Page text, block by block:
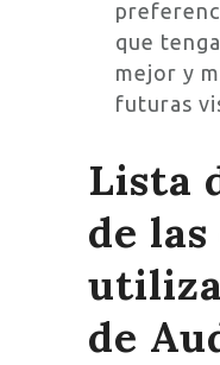
que
mejor y
futuras
Lista
de
de